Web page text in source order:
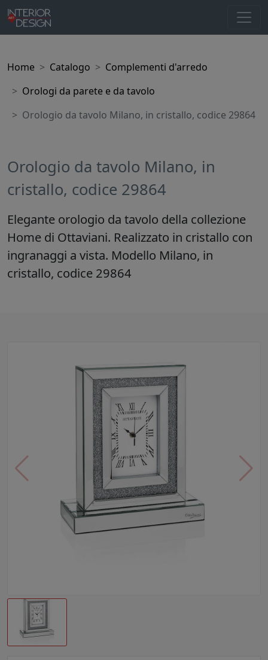
Home Catalogo
Complementi d'arredo
Orologi da parete e da tavolo
Orologio da tavolo Milano, in cristallo, codice 29864
Orologio da tavolo Milano, in
cristallo, codice 29864
Elegante orologio da tavolo della collezione
Home di Ottaviani. Realizzato in cristallo con
ingranaggi a vista. Modello Milano, in
cristallo, codice 29864